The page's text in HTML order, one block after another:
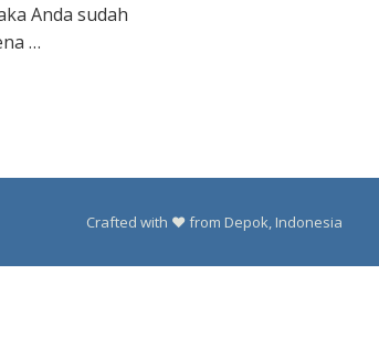
Anda sudah
…
Crafted with ❤️ from Depok, Indonesia